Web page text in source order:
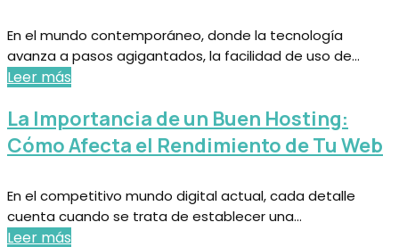
En el mundo contemporáneo, donde la tecnología
avanza a pasos agigantados, la facilidad de uso de...
Leer más
La Importancia de un Buen Hosting:
Cómo Afecta el Rendimiento de Tu Web
En el competitivo mundo digital actual, cada detalle
cuenta cuando se trata de establecer una...
Leer más